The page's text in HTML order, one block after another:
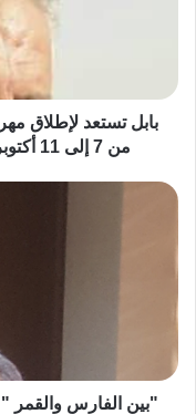
بابل تستعد لإطلاق
من 7 إلى 11 أكتوبر القادم بعروض صباحية ومسائية
"بين الفارس والقمر